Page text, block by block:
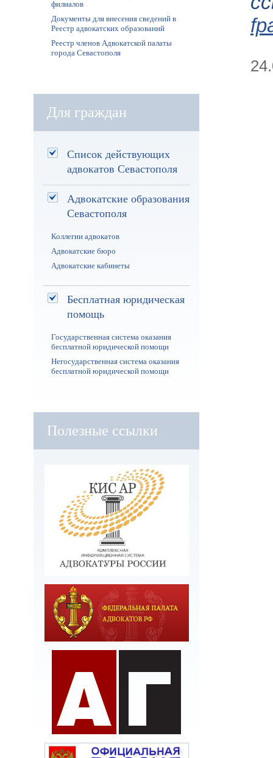
филиалов
Документы для внесения сведений в
Реестр адвокатских образований
Реестр членов Адвокатской палаты
города Севастополя
Для граждан
Список действующих
адвокатов Севастополя
Адвокатские образования
Севастополя
Коллегии адвокатов
Адвокатские бюро
Адвокатские кабинеты
Бесплатная юридическая
помощь
Государственная система оказания
бесплатной юридической помощи
Негосударственная система оказания
бесплатной юридической помощи
Полезные ссылки